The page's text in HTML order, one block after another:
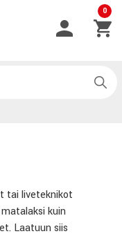
0
tai liveteknikot
kuin
Laatuun siis